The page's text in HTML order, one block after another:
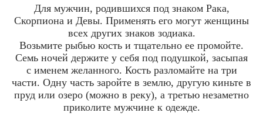
Для мужчин, родившихся под знаком Рака,
Скорпиона и Девы. Применять его могут женщины
всех других знаков зодиака.
Возьмите рыбью кость и тщательно ее промойте.
Семь ночей держите у себя под подушкой, засыпая
с именем желанного. Кость разломайте на три
части. Одну часть заройте в землю, другую киньте в
пруд или озеро (можно в реку), а третью незаметно
приколите мужчине к одежде.